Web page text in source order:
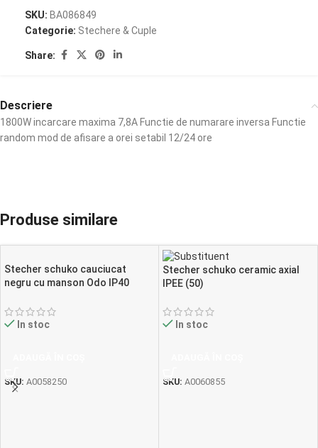
SKU: BA086849
Categorie: Stechere & Cuple
Share:
Descriere
1800W incarcare maxima 7,8A Functie de numarare inversa Functie
random mod de afisare a orei setabil 12/24 ore
Produse similare
Stecher schuko cauciucat
negru cu manson Odo IP40
In stoc
SKU: A0058250
Stecher schuko ceramic axial
IPEE (50)
In stoc
SKU: A0060855